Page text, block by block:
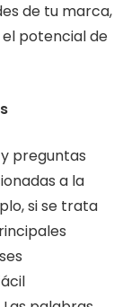
de tu marca,
potencial de
preguntas
a la
si se trata